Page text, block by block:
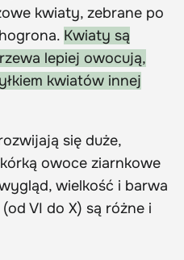
kwiaty, zebrane po
Kwiaty są
lepiej owocują,
kwiatów innej
się duże,
owoce ziarnkowe
wielkość i barwa
VI do X) są różne i